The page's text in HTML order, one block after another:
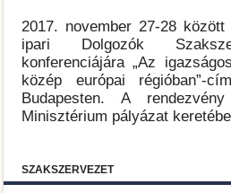
2017. november 27-28
ipari Dolgozók
konferenciájára „Az
közép európai régióban”-
Budapesten. A
Minisztérium pályázat
SZAKSZERVEZET